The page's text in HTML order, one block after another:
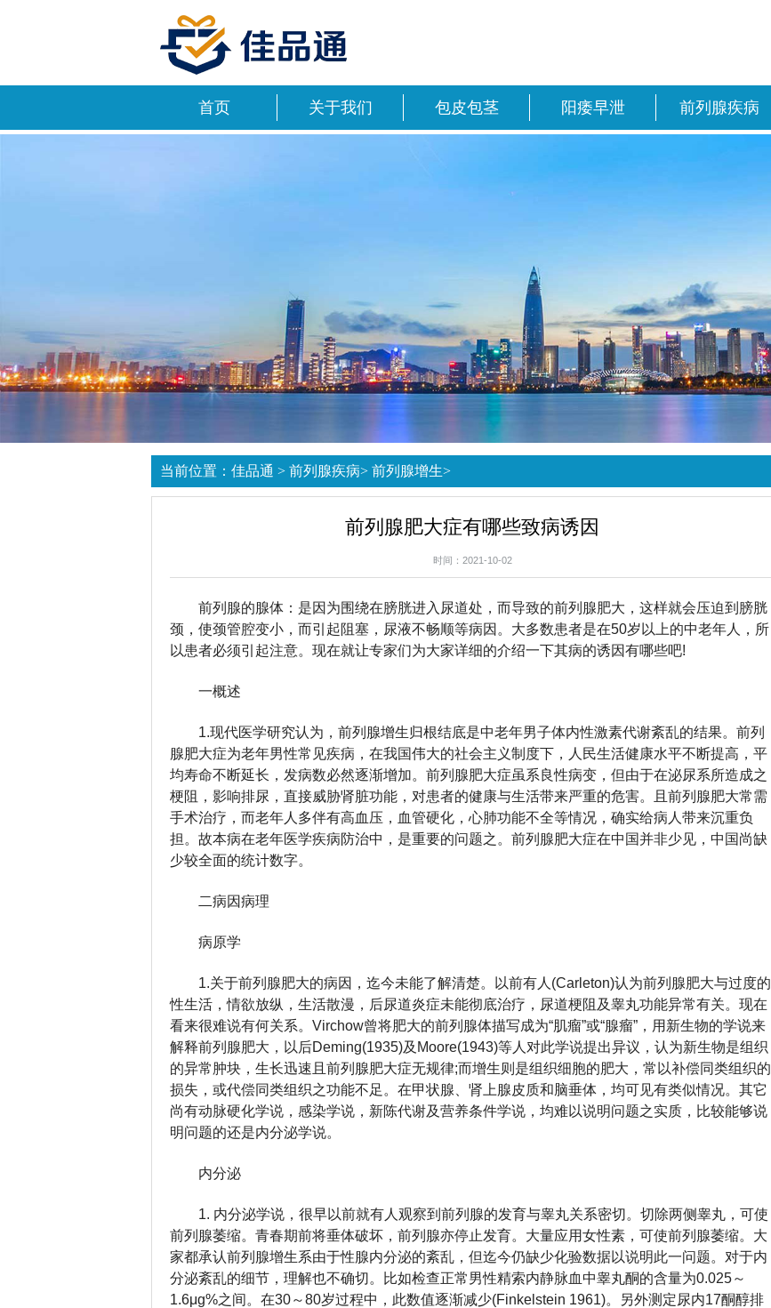
首页 关于我们 包皮包茎 阳痿早泄 前列腺疾病
当前位置： 佳品通 > 前列腺疾病> 前列腺增生>
前列腺肥大症有哪些致病诱因
时间：2021-10-02
前列腺的腺体：是因为围绕在膀胱进入尿道处，而导致的前列腺肥大，这样就会压迫到膀胱
颈，使颈管腔变小，而引起阻塞，尿液不畅顺等病因。大多数患者是在50岁以上的中老年人，所
以患者必须引起注意。现在就让专家们为大家详细的介绍一下其病的诱因有哪些吧!
一概述
1.现代医学研究认为，前列腺增生归根结底是中老年男子体内性激素代谢紊乱的结果。前列
腺肥大症为老年男性常见疾病，在我国伟大的社会主义制度下，人民生活健康水平不断提高，平
均寿命不断延长，发病数必然逐渐增加。前列腺肥大症虽系良性病变，但由于在泌尿系所造成之
梗阻，影响排尿，直接威胁肾脏功能，对患者的健康与生活带来严重的危害。且前列腺肥大常需
手术治疗，而老年人多伴有高血压，血管硬化，心肺功能不全等情况，确实给病人带来沉重负
担。故本病在老年医学疾病防治中，是重要的问题之。前列腺肥大症在中国并非少见，中国尚缺
少较全面的统计数字。
二病因病理
病原学
1.关于前列腺肥大的病因，迄今未能了解清楚。以前有人(Carleton)认为前列腺肥大与过度的
性生活，情欲放纵，生活散漫，后尿道炎症未能彻底治疗，尿道梗阻及睾丸功能异常有关。现在
看来很难说有何关系。Virchow曾将肥大的前列腺体描写成为“肌瘤”或“腺瘤”，用新生物的学说来
解释前列腺肥大，以后Deming(1935)及Moore(1943)等人对此学说提出异议，认为新生物是组织
的异常肿块，生长迅速且前列腺肥大症无规律;而增生则是组织细胞的肥大，常以补偿同类组织的
损失，或代偿同类组织之功能不足。在甲状腺、肾上腺皮质和脑垂体，均可见有类似情况。其它
尚有动脉硬化学说，感染学说，新陈代谢及营养条件学说，均难以说明问题之实质，比较能够说
明问题的还是内分泌学说。
内分泌
1. 内分泌学说，很早以前就有人观察到前列腺的发育与睾丸关系密切。切除两侧睾丸，可使
前列腺萎缩。青春期前将垂体破坏，前列腺亦停止发育。大量应用女性素，可使前列腺萎缩。大
家都承认前列腺增生系由于性腺内分泌的紊乱，但迄今仍缺少化验数据以说明此一问题。对于内
分泌紊乱的细节，理解也不确切。比如检查正常男性精索内静脉血中睾丸酮的含量为0.025～
1.6μg%之间。在30～80岁过程中，此数值逐渐减少(Finkelstein 1961)。另外测定尿内17酮醇排